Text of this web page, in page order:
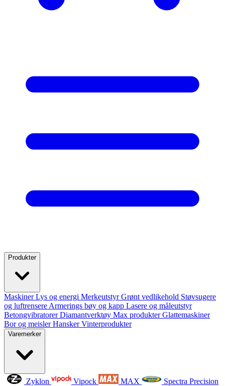
Produkter
MaskinerLys og energi MerkeutstyrGrønt vedlikehold Støvsugere
og luftrensere Armerings bøy og kapp Lasere og måleutstyr
BetongvibratorerDiamantverktøy Max produkterGlattemaskiner
Bor og meislerHanskerVinterprodukter
Varemerker
Zyklon Vipock MAX
Spectra Precision